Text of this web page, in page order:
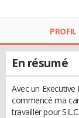
PROFIL
En résumé
Avec un
commencé ma
travailler pour